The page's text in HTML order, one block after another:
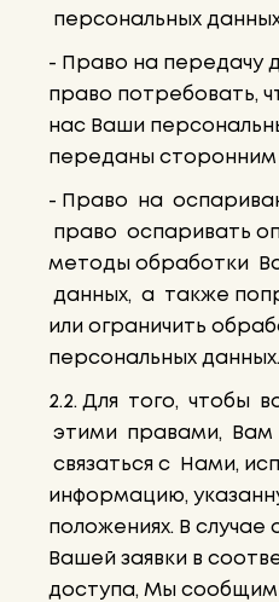
персональных
- Право на передачу
право потребовать,
нас Ваши
переданы сторонним
- Право на
право оспаривать
методы обработки
данных, а также
или ограничить
персональных данных.
2.2. Для того, чтобы
этими правами, Вам
связаться с Нами,
информацию,
положениях. В случае
Вашей заявки в
доступа, Мы сообщим